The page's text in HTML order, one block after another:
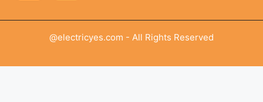
@electricyes.com - All Rights Reserved